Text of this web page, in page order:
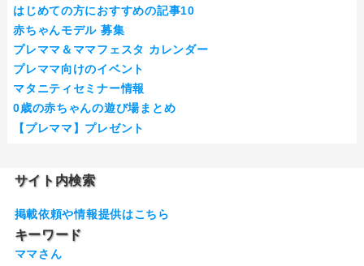
はじめての方におすすめの記事10
赤ちゃんモデル 募集
プレママ＆ママフェスタ カレンダー
プレママ向けのイベント
マタニティセミナー情報
0歳の赤ちゃんの遊び場まとめ
【プレママ】プレゼント
サイト内検索
掲載依頼や情報提供はこちら
キーワード
ママさん